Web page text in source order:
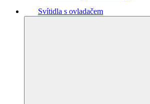
Svítidla s ovladačem